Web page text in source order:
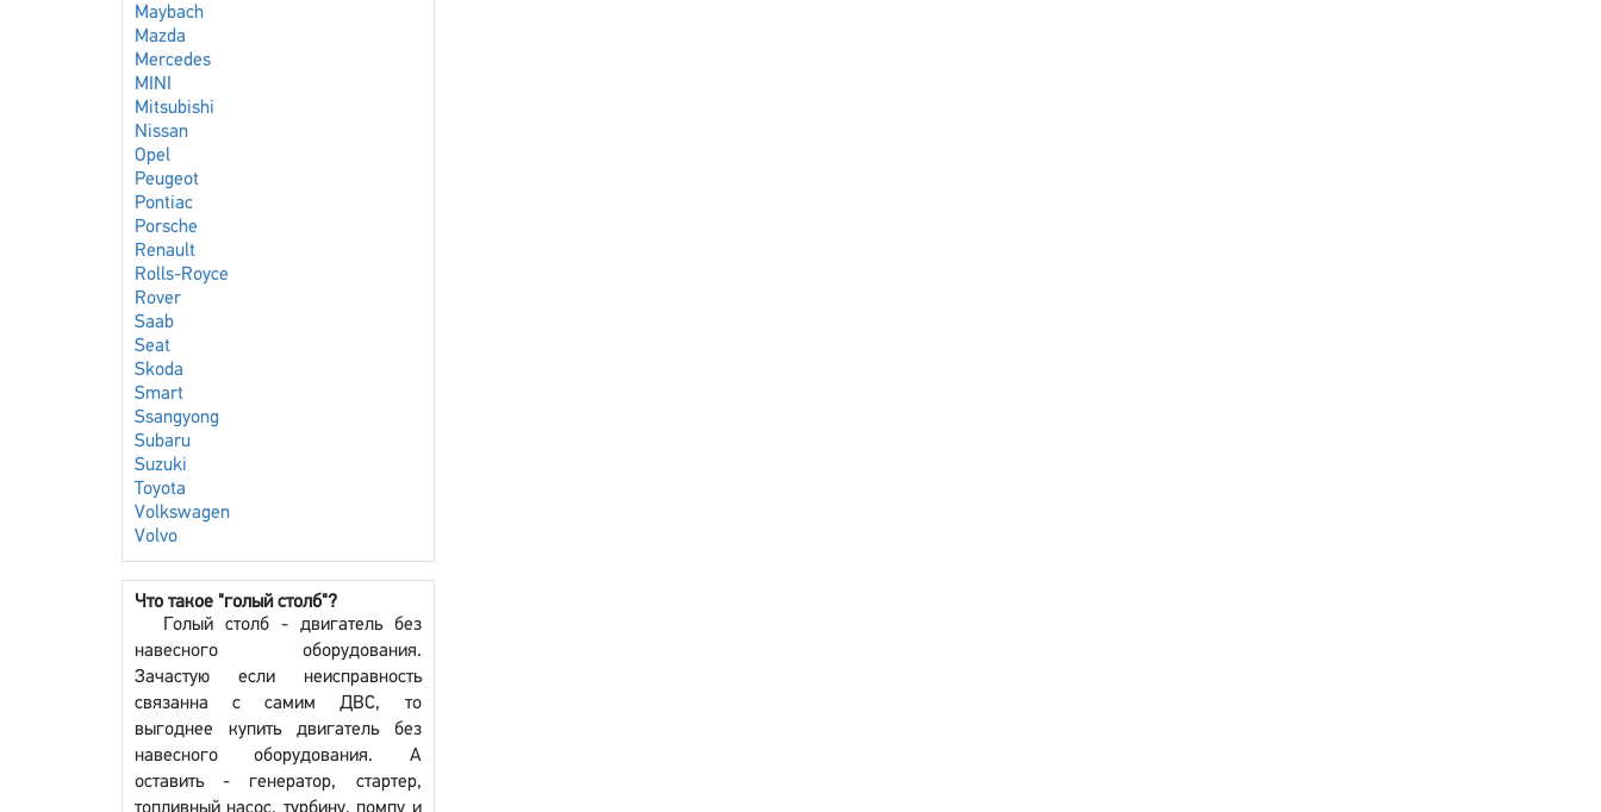
Maybach
Mazda
Mercedes
MINI
Mitsubishi
Nissan
Opel
Peugeot
Pontiac
Porsche
Renault
Rolls-Royce
Rover
Saab
Seat
Skoda
Smart
Ssangyong
Subaru
Suzuki
Toyota
Volkswagen
Volvo
Что такое "голый столб"?
Голый столб - двигатель без
навесного оборудования.
Зачастую если неисправность
связанна с самим ДВС, то
выгоднее купить двигатель без
навесного оборудования. А
оставить - генератор, стартер,